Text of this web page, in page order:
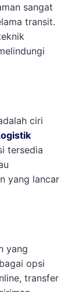
sangat
transit.
ciri
tersedia
yang lancar
yang
opsi
transfer